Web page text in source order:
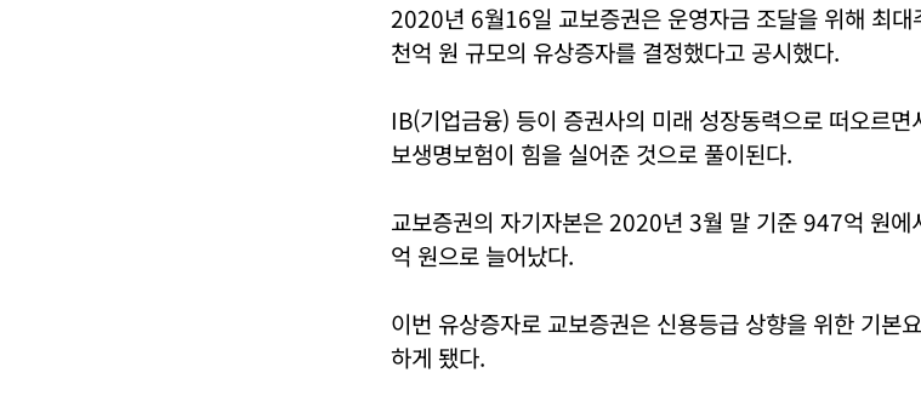
2020년 6월16일 교보증권은 운영자금 조달을 위해 최
천억 원 규모의 유상증자를 결정했다고 공시했다.
IB(기업금융) 등이 증권사의 미래 성장동력으로 떠오르
보생명보험이 힘을 실어준 것으로 풀이된다.
교보증권의 자기자본은 2020년 3월 말 기준 947억 원
억 원으로 늘어났다.
이번 유상증자로 교보증권은 신용등급 상향을 위한 기본
하게 됐다.